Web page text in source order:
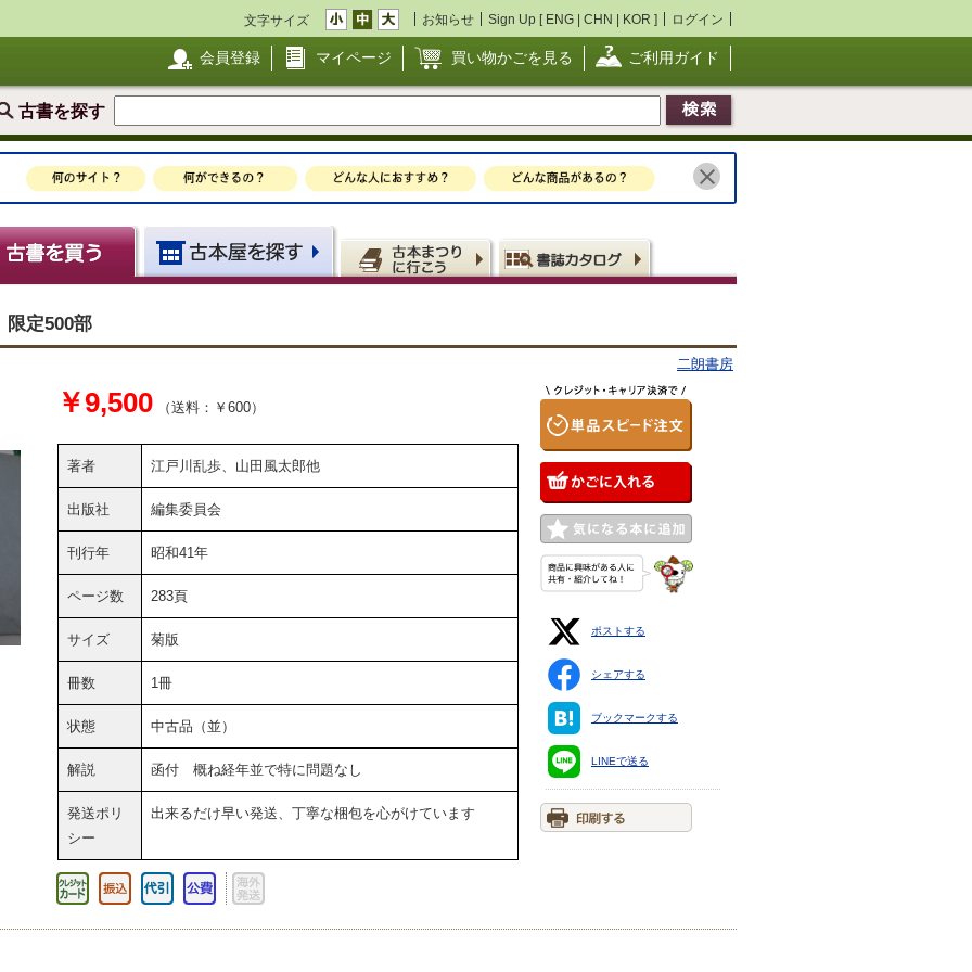
文字サイズ お知らせ Sign Up [ ENG | CHN | KOR ] ログイン
会員登録 マイページ 買い物かごを見る ご利用ガイド
古書を探す
定500部
二朗書房
￥9,500 （送料：￥600）
著者 江戸川乱歩、山田風太郎他
出版社 編集委員会
刊行年 昭和41年
ページ数 283頁
サイズ 菊版
冊数 1冊
状態 中古品（並）
解説 函付 概ね経年並で特に問題なし
発送ポリ
シー
出来るだけ早い発送、丁寧な梱包を心がけています
ポストする
シェアする
ブックマークする
LINEで送る